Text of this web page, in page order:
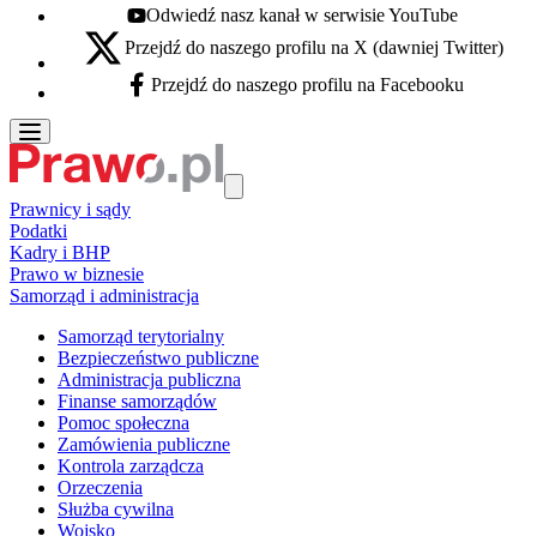
Youtube - otwiera się w nowej karcie
Odwiedź nasz kanał w serwisie YouTube
X - otwiera się w nowej karcie
Przejdź do naszego profilu na X (dawniej Twitter)
Facebook - otwiera się w nowej karcie
Przejdź do naszego profilu na Facebooku
Prawnicy i sądy
Podatki
Kadry i BHP
Prawo w biznesie
Samorząd i administracja
Samorząd terytorialny
Bezpieczeństwo publiczne
Administracja publiczna
Finanse samorządów
Pomoc społeczna
Zamówienia publiczne
Kontrola zarządcza
Orzeczenia
Służba cywilna
Wojsko